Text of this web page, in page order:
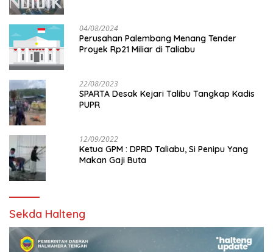
04/08/2024
Perusahan Palembang Menang Tender
Proyek Rp21 Miliar di Taliabu
22/08/2023
SPARTA Desak Kejari Talibu Tangkap Kadis
PUPR
12/09/2022
Ketua GPM : DPRD Taliabu, Si Penipu Yang
Makan Gaji Buta
Sekda Halteng